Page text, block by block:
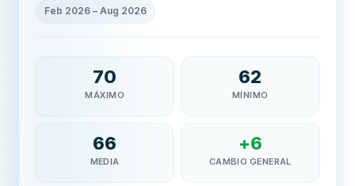
Feb 2026 –Aug 2026
70
MÁXIMO
62
MÍNIMO
66
MEDIA
+6
CAMBIO GENERAL